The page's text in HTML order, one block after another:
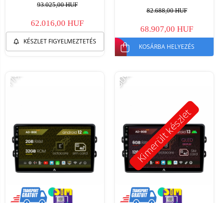
93.025,00 HUF
62.016,00 HUF
KÉSZLET FIGYELMEZTETÉS
82.688,00 HUF
68.907,00 HUF
KOSÁRBA HELYEZÉS
-11%
Kimerült készlet
-30%